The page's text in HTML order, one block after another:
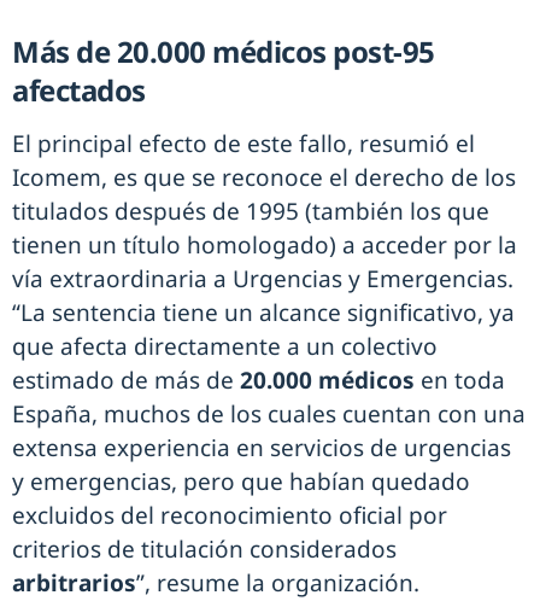
Más de 20.000 médicos post-95
afectados
El principal efecto de este fallo, resumió el
Icomem, es que se reconoce el derecho de los
titulados después de 1995 (también los que
tienen un título homologado) a acceder por la
vía extraordinaria a Urgencias y Emergencias.
“La sentencia tiene un alcance significativo, ya
que afecta directamente a un colectivo
estimado de más de 20.000 médicos en toda
España, muchos de los cuales cuentan con una
extensa experiencia en servicios de urgencias
y emergencias, pero que habían quedado
excluidos del reconocimiento oficial por
criterios de titulación considerados
arbitrarios”, resume la organización.